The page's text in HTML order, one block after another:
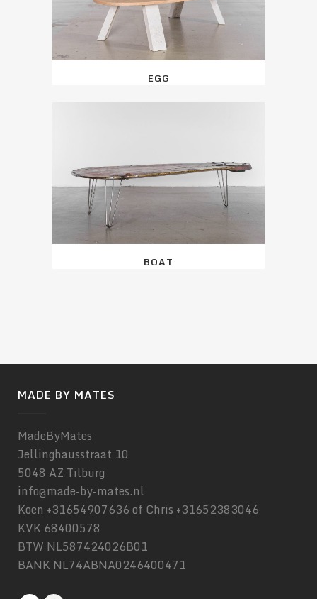
EGG
BOAT
MADE BY MATES
MadeByMates
Jellinghausstraat 10
5048 AZ Tilburg
info@made-by-mates.nl
Koen +31654907636 of Chris +31652383046
KVK 68400578
BTW NL587424026B01
BANK NL74ABNA0246400471